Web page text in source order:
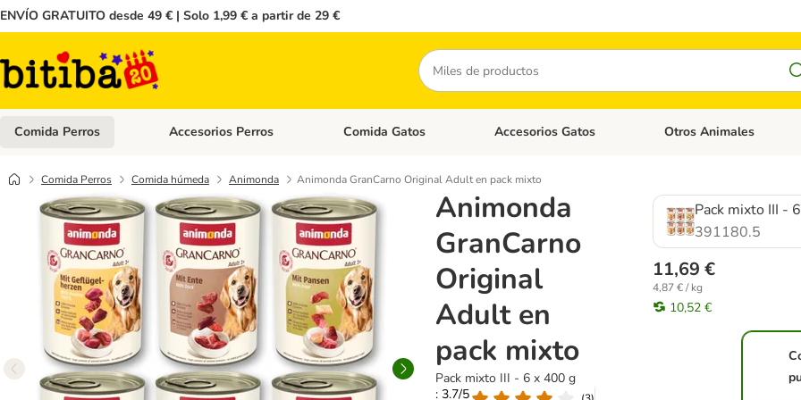
ENVÍO GRATUITO desde 49 € | Solo 1,99 € a partir de 29 €
Buscar
Comida Perros Menú de categoria abierto: Comida Perros
Accesorios Perros Menú de categoria abierto: Accesorios Perros
Comida Gatos Menú de categoria abierto: Comida Gatos
Accesorios Gatos Menú de categoria abierto:
Otros Animales
Comida Perros Comida húmeda Animonda Animonda GranCarno Original Adult en pack mixto
Animonda
GranCarno
Original
Adult en
pack mixto
Pack mixto III - 6 x 400 g
: 3.7/5
Pack mixto III -
391180.5
11,69 €
4,87 € / kg
10,52 €